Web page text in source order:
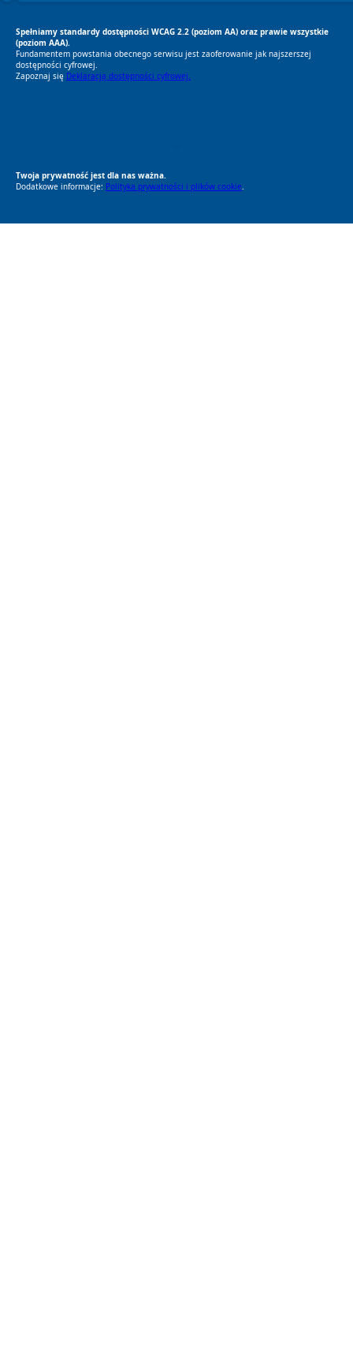
Spełniamy standardy dostępności WCAG 2.2 (poziom AA) oraz prawie wszystkie
(poziom AAA).
Fundamentem powstania obecnego serwisu jest zaoferowanie jak najszerszej
dostępności cyfrowej.
Zapoznaj się Deklaracją dostępności cyfrowej.
Twoja prywatność jest dla nas ważna.
Dodatkowe informacje: Polityka prywatności i plików cookie